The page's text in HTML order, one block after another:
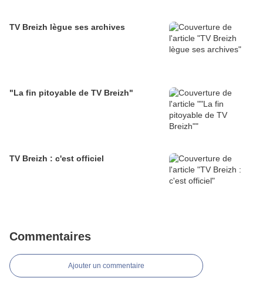
TV Breizh lègue ses archives
"La fin pitoyable de TV Breizh"
TV Breizh : c'est officiel
Commentaires
Ajouter un commentaire